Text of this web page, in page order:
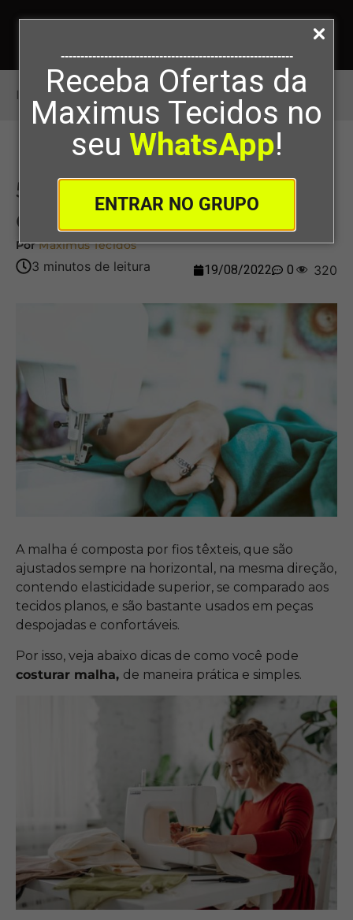
-----------------------------------------------------------
Receba Ofertas da
Maximus Tecidos no
seu WhatsApp!
ENTRAR NO GRUPO
Início>5 Maneiras De Como Costurar Malha
5 Maneiras De Como
Costurar Malha
PorMaximus Tecidos
19/08/2022 0 320
A malha é composta por fios têxteis, que são
ajustados sempre na horizontal, na mesma direção,
contendo elasticidade superior, se comparado aos
tecidos planos, e são bastante usados em peças
despojadas e confortáveis.
Por isso, veja abaixo dicas de como você pode
costurar malha, de maneira prática e simples.